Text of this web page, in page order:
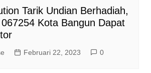
Tarik Undian Berhadiah,
Kota Bangun Dapat
Februari 22, 2023 0